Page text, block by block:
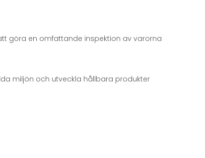
göra en omfattande inspektion av varorna
miljön och utveckla hållbara produkter